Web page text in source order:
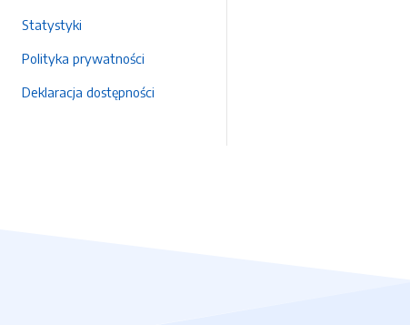
Statystyki
Polityka prywatności
Deklaracja dostępności